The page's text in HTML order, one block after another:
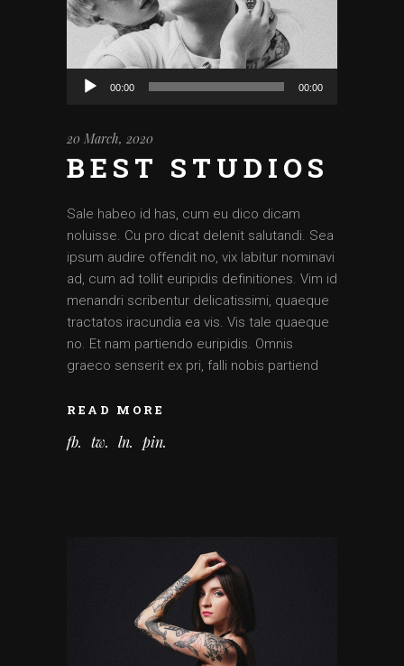
Audio
00:00 00:00
20 March, 2020
BEST STUDIOS
Sale habeo id has, cum eu dico dicam
noluisse. Cu pro dicat delenit salutandi. Sea
ipsum audire offendit no, vix labitur nominavi
ad, cum ad tollit euripidis definitiones. Vim id
menandri scribentur delicatissimi, quaeque
tractatos iracundia ea vis. Vis tale quaeque
no. Et nam partiendo euripidis. Omnis
graeco senserit ex pri, falli nobis partiend
READ MORE
fb tw ln pin